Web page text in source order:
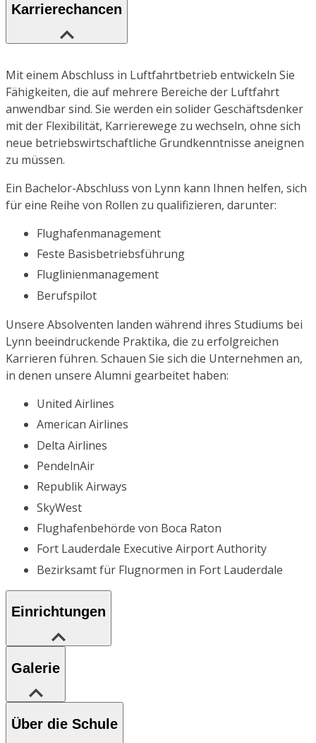
Karrierechancen
Mit einem Abschluss in Luftfahrtbetrieb entwickeln Sie
Fähigkeiten, die auf mehrere Bereiche der Luftfahrt
anwendbar sind. Sie werden ein solider Geschäftsdenker
mit der Flexibilität, Karrierewege zu wechseln, ohne sich
neue betriebswirtschaftliche Grundkenntnisse aneignen
zu müssen.
Ein Bachelor-Abschluss von Lynn kann Ihnen helfen, sich
für eine Reihe von Rollen zu qualifizieren, darunter:
Flughafenmanagement
Feste Basisbetriebsführung
Fluglinienmanagement
Berufspilot
Unsere Absolventen landen während ihres Studiums bei
Lynn beeindruckende Praktika, die zu erfolgreichen
Karrieren führen. Schauen Sie sich die Unternehmen an,
in denen unsere Alumni gearbeitet haben:
United Airlines
American Airlines
Delta Airlines
PendelnAir
Republik Airways
SkyWest
Flughafenbehörde von Boca Raton
Fort Lauderdale Executive Airport Authority
Bezirksamt für Flugnormen in Fort Lauderdale
Einrichtungen
Galerie
Über die Schule